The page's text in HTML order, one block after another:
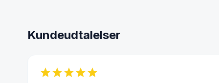
Kundeudtalelser
starstarstarstarstar